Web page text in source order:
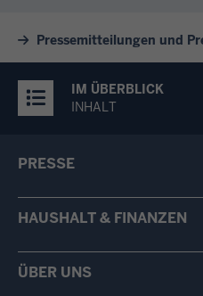
Pressemitteilungen und
IM ÜBERBLICK
INHALT
PRESSE
HAUSHALT & FINANZEN
ÜBER UNS